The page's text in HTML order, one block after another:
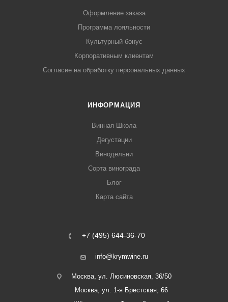
Оформление заказа
Программа лояльности
Культурный бонус
Корпоративным клиентам
Согласие на обработку персональных данных
ИНФОРМАЦИЯ
Винная Школа
Дегустации
Винодельни
Сорта винограда
Блог
Карта сайта
+7 (495) 644-36-70
info@krymwine.ru
Москва, ул. Люсиновская, 36/50
Москва, ул. 1-я Брестская, 66